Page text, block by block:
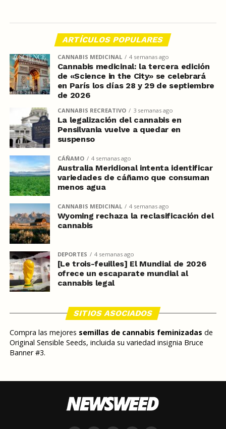
ARTÍCULOS POPULARES
CANNABIS MEDICINAL 4 semanas ago
Cannabis medicinal: la tercera edición
de «Science in the City» se celebrará
en París los días 28 y 29 de septiembre
de 2026
CANNABIS RECREATIVO 3 semanas ago
La legalización del cannabis en
Pensilvania vuelve a quedar en
suspenso
CÁÑAMO 4 semanas ago
Australia Meridional intenta identificar
variedades de cáñamo que consuman
menos agua
CANNABIS MEDICINAL 4 semanas ago
Wyoming rechaza la reclasificación del
cannabis
DEPORTES 4 semanas ago
[Le trois-feuilles] El Mundial de 2026
ofrece un escaparate mundial al
cannabis legal
SITIOS ASOCIADOS
Compra las mejores semillas de cannabis feminizadas de
Original Sensible Seeds, incluida su variedad insignia Bruce
Banner #3.